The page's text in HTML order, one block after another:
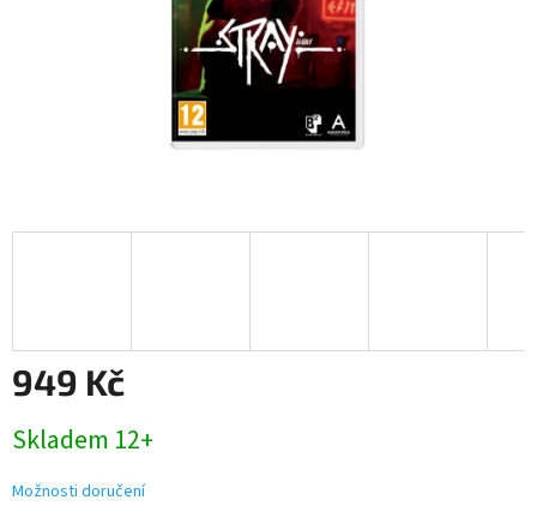
949 Kč
cena:
Skladem 12+
Možnosti doručení